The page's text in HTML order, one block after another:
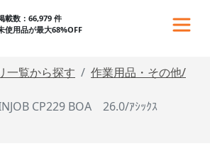
載数：66,979 件
使用品が最大68%OFF
一覧から探す
作業用品・その他/
CP229 BOA 26.0/ｱｼｯｸｽ